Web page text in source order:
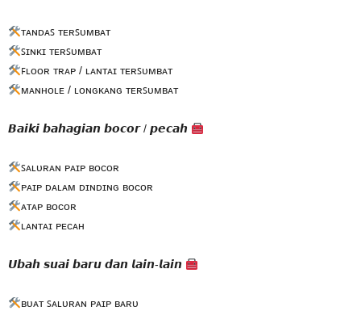
ᴛᴀɴᴅᴀꜱ ᴛᴇʀꜱᴜᴍʙᴀᴛ
ꜱɪɴᴋɪ ᴛᴇʀꜱᴜᴍʙᴀᴛ
ꜰʟᴏᴏʀ ᴛʀᴀᴘ / ʟᴀɴᴛᴀɪ ᴛᴇʀꜱᴜᴍʙᴀᴛ
ᴍᴀɴʜᴏʟᴇ / ʟᴏɴɢᴋᴀɴɢ ᴛᴇʀꜱᴜᴍʙᴀᴛ
𝘽𝙖𝙞𝙠𝙞 𝙗𝙖𝙝𝙖𝙜𝙞𝙖𝙣 𝙗𝙤𝙘𝙤𝙧 / 𝙥𝙚𝙘𝙖𝙝
ꜱᴀʟᴜʀᴀɴ ᴘᴀɪᴘ ʙᴏᴄᴏʀ
ᴘᴀɪᴘ ᴅᴀʟᴀᴍ ᴅɪɴᴅɪɴɢ ʙᴏᴄᴏʀ
ᴀᴛᴀᴘ ʙᴏᴄᴏʀ
ʟᴀɴᴛᴀɪ ᴘᴇᴄᴀʜ
𝙐𝙗𝙖𝙝 𝙨𝙪𝙖𝙞 𝙗𝙖𝙧𝙪 𝙙𝙖𝙣 𝙡𝙖𝙞𝙣-𝙡𝙖𝙞𝙣
ʙᴜᴀᴛ ꜱᴀʟᴜʀᴀɴ ᴘᴀɪᴘ ʙᴀʀᴜ